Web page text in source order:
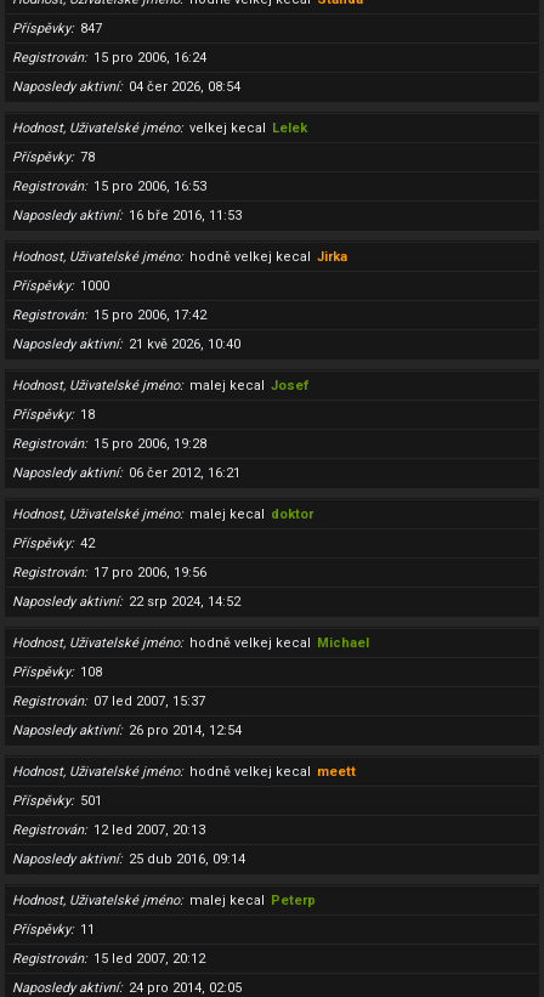
Příspěvky
847
Registrován
15 pro 2006, 16:24
Naposledy aktivní
04 čer 2026, 08:54
Hodnost, Uživatelské jméno velkej kecal Lelek
Příspěvky
78
Registrován
15 pro 2006, 16:53
Naposledy aktivní
16 bře 2016, 11:53
Hodnost, Uživatelské jméno hodně velkej kecal Jirka
Příspěvky
1000
Registrován
15 pro 2006, 17:42
Naposledy aktivní
21 kvě 2026, 10:40
Hodnost, Uživatelské jméno malej kecal Josef
Příspěvky
18
Registrován
15 pro 2006, 19:28
Naposledy aktivní
06 čer 2012, 16:21
Hodnost, Uživatelské jméno malej kecal doktor
Příspěvky
42
Registrován
17 pro 2006, 19:56
Naposledy aktivní
22 srp 2024, 14:52
Hodnost, Uživatelské jméno hodně velkej kecal Michael
Příspěvky
108
Registrován
07 led 2007, 15:37
Naposledy aktivní
26 pro 2014, 12:54
Hodnost, Uživatelské jméno hodně velkej kecal meett
Příspěvky
501
Registrován
12 led 2007, 20:13
Naposledy aktivní
25 dub 2016, 09:14
Hodnost, Uživatelské jméno malej kecal Peterp
Příspěvky
11
Registrován
15 led 2007, 20:12
Naposledy aktivní
24 pro 2014, 02:05